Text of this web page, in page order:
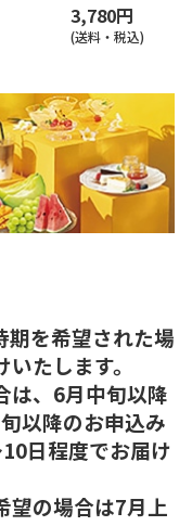
3,780円
(送料・税込)
を希望された場
たします。
、6月中旬以降
以降のお申込み
日程度でお届け
望の場合は7月上